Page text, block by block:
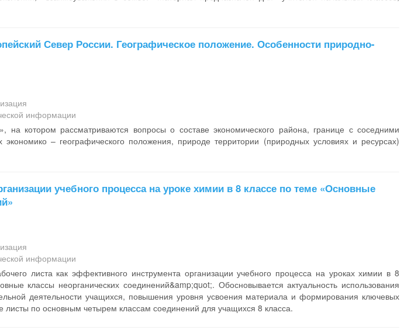
Север России. Географическое положение. Особенности природно-
информации
на котором рассматриваются вопросы о составе экономического района, границе с соседними
– географического положения, природе территории (природных условиях и ресурсах)
учебного процесса на уроке химии в 8 классе по теме «Основные
информации
листа как эффективного инструмента организации учебного процесса на уроках химии в 8
классы неорганических соединений&amp;quot;. Обосновывается актуальность использования
деятельности учащихся, повышения уровня усвоения материала и формирования ключевых
по основным четырем классам соединений для учащихся 8 класса.